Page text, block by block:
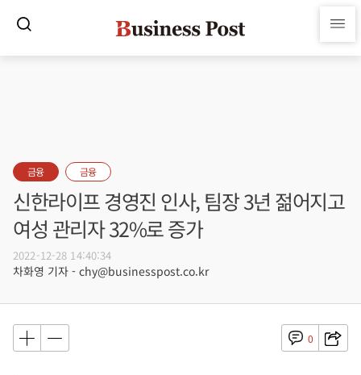
금융 금융
신한라이프 경영진 인사, 팀장 3년 젊어지고
여성 관리자 32%로 증가
2022-12-28 14:40:34
차화영 기자 - chy@businesspost.co.kr
0